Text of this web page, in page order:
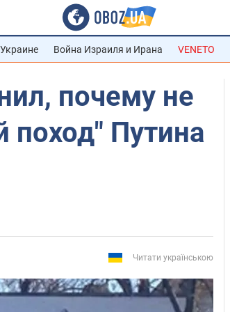
Война Израиля и Ирана VENETO
почему не
поход" Путина
Читати українською